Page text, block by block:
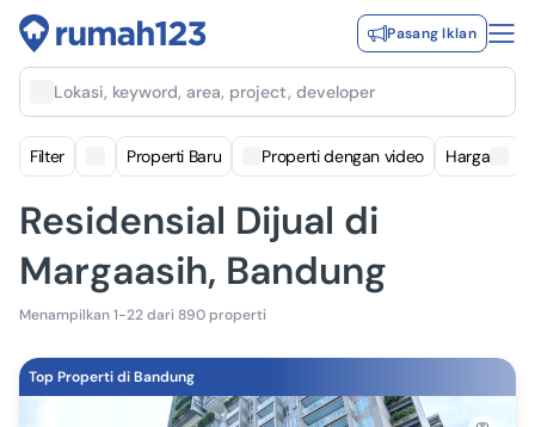
Pasang Iklan
Lokasi, keyword, area, project, developer
Filter Properti Baru Properti dengan video Harga
Residensial Dijual di
Margaasih, Bandung
Menampilkan 1-22 dari 890 properti
Top Properti di Bandung